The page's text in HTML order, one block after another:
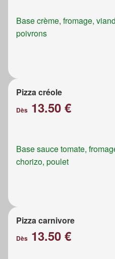
Base crème, fromage,
poivrons
Pizza créole
Dès 13.50 €
Base sauce tomate,
chorizo, poulet
Pizza carnivore
Dès 13.50 €